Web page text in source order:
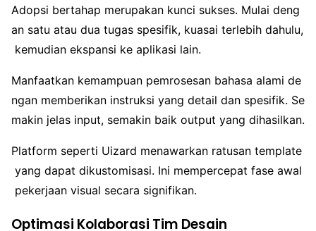
Adopsi bertahap merupakan kunci sukses. Mulai deng
an satu atau dua tugas spesifik, kuasai terlebih dahulu,
kemudian ekspansi ke aplikasi lain.
Manfaatkan kemampuan pemrosesan bahasa alami de
ngan memberikan instruksi yang detail dan spesifik. Se
makin jelas input, semakin baik output yang dihasilkan.
Platform seperti Uizard menawarkan ratusan template
yang dapat dikustomisasi. Ini mempercepat fase awal
pekerjaan visual secara signifikan.
Optimasi Kolaborasi Tim Desain